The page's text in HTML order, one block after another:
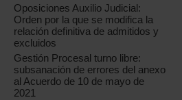
Oposiciones Auxilio Judicial:
Orden por la que se modifica la
relación definitiva de admitidos y
excluidos
Gestión Procesal turno libre:
subsanación de errores del anexo
al Acuerdo de 10 de mayo de
2021